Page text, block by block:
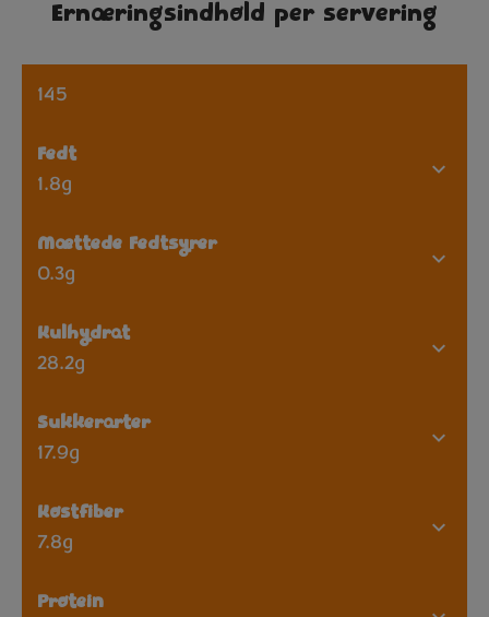
Ernæringsindhold per servering
145
Fedt
1.8g
Mættede Fedtsyrer
0.3g
Kulhydrat
28.2g
Sukkerarter
17.9g
Kostfiber
7.8g
Protein